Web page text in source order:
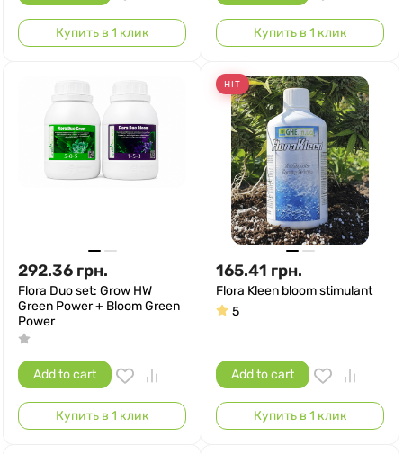
Купить в 1 клик Купить в 1 клик
292.36 грн.
Flora Duo set: Grow HW
Green Power + Bloom Green
Power
Add to cart
Купить в 1 клик
HIT
165.41 грн.
Flora Kleen bloom stimulant
5
Add to cart
Купить в 1 клик